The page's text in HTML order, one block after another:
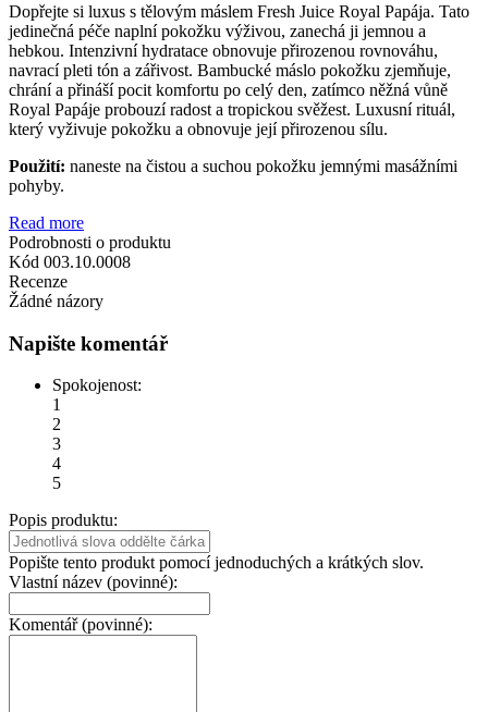
Dopřejte si luxus s tělovým máslem Fresh Juice Royal Papája. Tato
jedinečná péče naplní pokožku výživou, zanechá ji jemnou a
hebkou. Intenzivní hydratace obnovuje přirozenou rovnováhu,
navrací pleti tón a zářivost. Bambucké máslo pokožku zjemňuje,
chrání a přináší pocit komfortu po celý den, zatímco něžná vůně
Royal Papáje probouzí radost a tropickou svěžest. Luxusní rituál,
který vyživuje pokožku a obnovuje její přirozenou sílu.
Použití: naneste na čistou a suchou pokožku jemnými masážními
pohyby.
Read more
Podrobnosti o produktu
Kód 003.10.0008
Recenze
Žádné názory
Napište komentář
Spokojenost:
1
2
3
4
5
Popis produktu:
Popište tento produkt pomocí jednoduchých a krátkých slov.
Vlastní název (povinné):
Komentář (povinné):